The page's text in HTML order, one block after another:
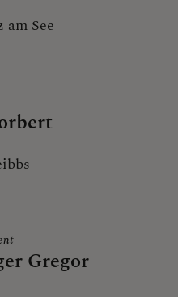
am See
Gregor